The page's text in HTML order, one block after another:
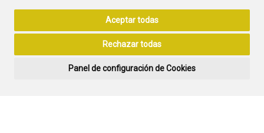
funcionamiento de la web y sus servicios.
Si acepta pulsando el botón“Aceptar todas”
consideramos que acepta su uso. Si pulsa el botón
ninguna acción, se guardarán las cookies técnicas
Aceptar todas
Rechazar todas
Panel de configuración de Cookies